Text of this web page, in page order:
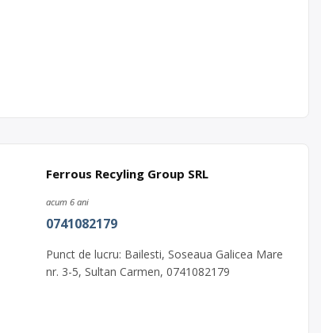
Ferrous Recyling Group SRL
acum 6 ani
0741082179
Punct de lucru: Bailesti, Soseaua Galicea Mare
nr. 3-5, Sultan Carmen, 0741082179